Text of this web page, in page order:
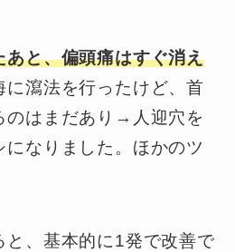
あと、偏頭痛はすぐ消え
に瀉法を行ったけど、首
のはまだあり→人迎穴を
なりました。ほかのツ
と、基本的に1発で改善で